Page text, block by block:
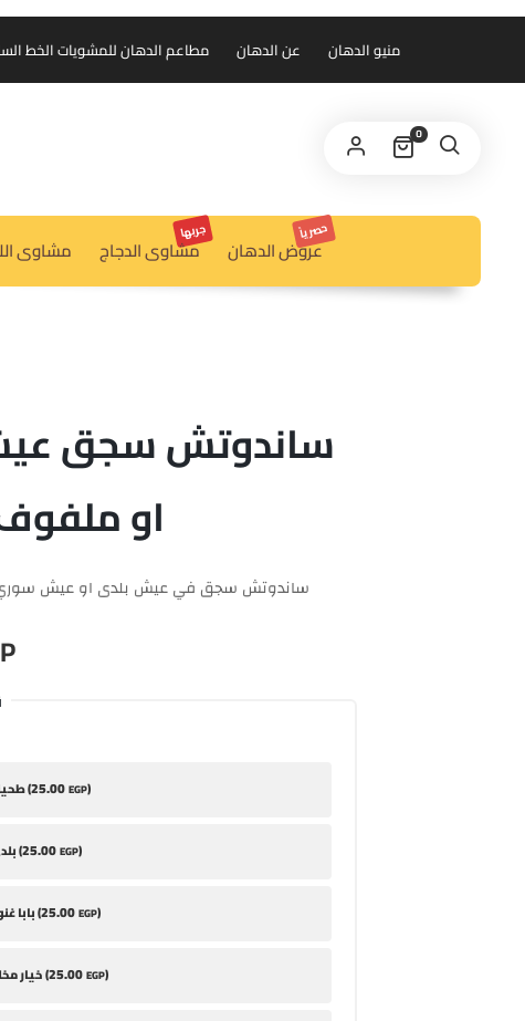
مطاعم الدهان للمشويات الخط الساخن عن الدهان منيو الدهان
0
مشاوى مشاوى الدجاج
جربها
عروض الدهان
حصرياً
ساندوتش سجق
او
ساندوتش سجق في عيش بلدى او عيش سوري
طحينة (25.00EGP)
بلدي (25.00EGP)
بابا غنوج (25.00EGP)
خيار مخلل (25.00EGP)